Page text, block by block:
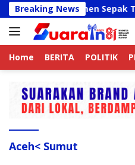
Langsung
ke
konten
Breaking News
Turnamen Sepak Takraw
Home BERITA POLITIK
Aceh< Sumut